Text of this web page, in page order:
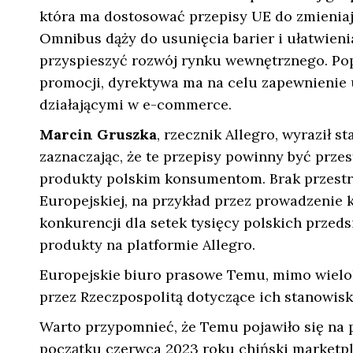
która ma dostosować przepisy UE do
Omnibus dąży do usunięcia barier i
przyspieszyć rozwój rynku wewnętrznego.
promocji, dyrektywa ma na celu
działającymi w e-commerce.
Marcin Gruszka, rzecznik Allegro, wyraził
zaznaczając, że te przepisy powinny być
produkty polskim konsumentom. Brak
Europejskiej, na przykład przez
konkurencji dla setek tysięcy polskich
produkty na platformie Allegro.
Europejskie biuro prasowe Temu, mimo
przez Rzeczpospolitą dotyczące ich
Warto przypomnieć, że Temu pojawiło się
początku czerwca 2023 roku chiński